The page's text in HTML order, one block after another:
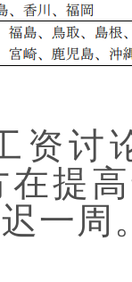
资讨
提
一周